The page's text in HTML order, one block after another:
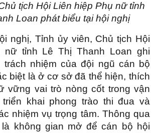
tịch Hội Liên hiệp Phụ nữ tỉnh
Loan phát biểu tại hội nghị
nghị, Tỉnh ủy viên, Chủ tịch Hội
nữ tỉnh Lê Thị Thanh Loan ghi
trách nhiệm của đội ngũ cán bộ
biệt là ở cơ sở đã thể hiện, thích
vững vai trò nòng cốt trong vận
khai phong trào thi đua và
nhiệm vụ trọng tâm. Thông qua
không gian mở để cán bộ hội